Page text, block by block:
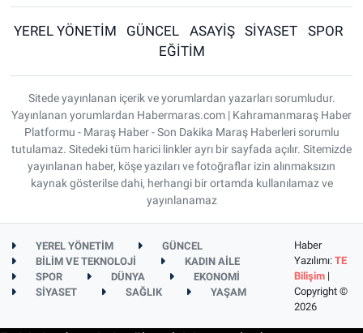
YEREL YÖNETİM GÜNCEL ASAYİŞ SİYASET
SPOR
EĞİTİM
Sitede yayınlanan içerik ve yorumlardan yazarları sorumludur.
Yayınlanan yorumlardan Habermaras.com | Kahramanmaraş Haber
Platformu - Maraş Haber - Son Dakika Maraş Haberleri sorumlu
tutulamaz. Sitedeki tüm harici linkler ayrı bir sayfada açılır. Sitemizde
yayınlanan haber, köşe yazıları ve fotoğraflar izin alınmaksızın
kaynak gösterilse dahi, herhangi bir ortamda kullanılamaz ve
yayınlanamaz
YEREL YÖNETİM
GÜNCEL
BİLİM VE TEKNOLOJİ
KADIN AİLE
SPOR
DÜNYA
EKONOMİ
SİYASET
SAĞLIK YAŞAM
Haber
Yazılımı: TE
Bilişim|
Copyright ©
2026